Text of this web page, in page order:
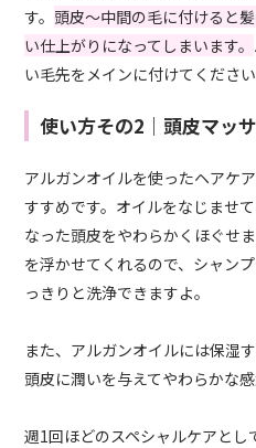
す。 頭皮～中間の毛に付けると
い仕上がりになってしまいます。
い毛先をメインに付けてください
使い方その2｜頭皮マッ
アルガンオイルを使ったヘアケ
すすめです。オイルをなじませ
なった頭皮をやわらかくほぐせ
を浮かせてくれるので、シャン
っきりと洗浄できますよ。
また、アルガンオイルには保湿
頭皮に潤いを与えてやわらかな感
週1回ほどのスペシャルケアとし